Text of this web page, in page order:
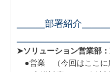
╴╴╴部署紹介
➤ソリューション営業部
●営業 （今回はここに